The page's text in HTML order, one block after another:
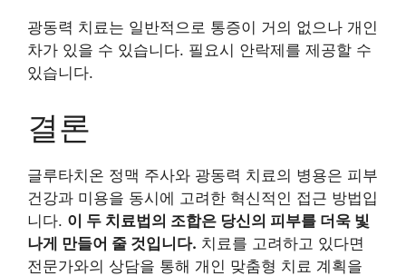
광동력 치료는 일반적으로 통증이 거의 없으나 개인
차가 있을 수 있습니다. 필요시 안락제를 제공할 수
있습니다.
결론
글루타치온 정맥 주사와 광동력 치료의 병용은 피부
건강과 미용을 동시에 고려한 혁신적인 접근 방법입
니다. 이 두 치료법의 조합은 당신의 피부를 더욱 빛
나게 만들어 줄 것입니다. 치료를 고려하고 있다면
전문가와의 상담을 통해 개인 맞춤형 치료 계획을